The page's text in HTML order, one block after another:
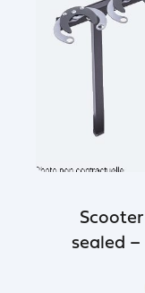
sealed –